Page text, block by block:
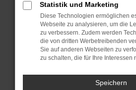
Stelle sicher, dass dein
Betriebssystem auf dem
sind.
Veraltete Software birgt
Sicherheitsrisiko, sondern
führen, dass bestimmte
mehr unterstützt werden.
Statistik und Marketing
Diese Technologien ermöglichen
Webseite zu analysieren, um die
zu verbessern. Zudem werden
die von dritten Werbetreibenden
Sie auf anderen Webseiten zu
zu schalten, die für Ihre Interessen
Speichern